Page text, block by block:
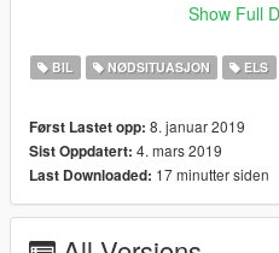
Cambiato colore e
Corretto i riflessi sugli specchietti
Sistemati dei bug quando la
Versione 2.0
Cambiati i lampeggianti
Show Full
BIL NØDSITUASJON ELS
Først Lastet opp: 8. januar 2019
Sist Oppdatert: 4. mars 2019
Last Downloaded: 17 minutter siden